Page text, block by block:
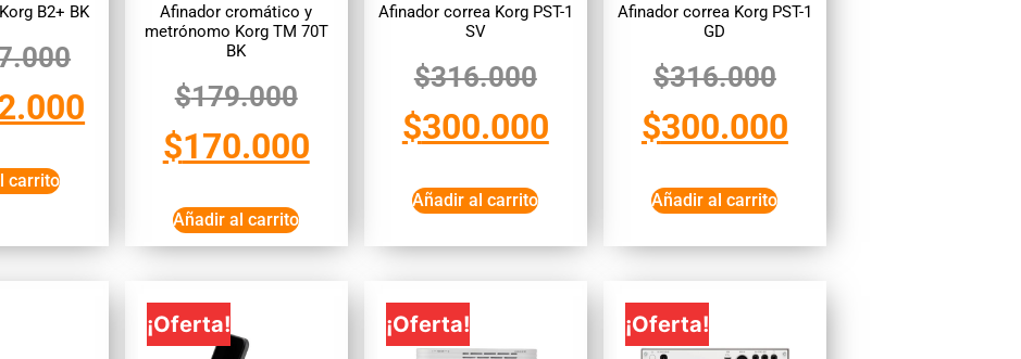
B2+ BK
carrito
Afinador cromático y
metrónomo Korg TM 70T
BK
$179.000
$170.000
Añadir al carrito
Afinador correa Korg PST-1
SV
$316.000
$300.000
Añadir al carrito
Afinador correa Korg PST-1
GD
$316.000
$300.000
Añadir al carrito
¡Oferta! ¡Oferta! ¡Oferta!